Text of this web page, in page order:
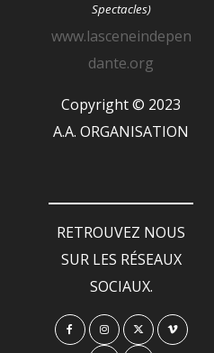
Spectacles)
www.lasceneindepen
dante.org
Copyright © 2023
A.A. ORGANISATION
RETROUVEZ NOUS
SUR LES RÉSEAUX
SOCIAUX.